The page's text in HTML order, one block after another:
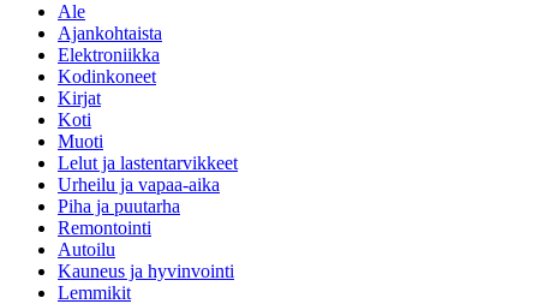
Ale
Ajankohtaista
Elektroniikka
Kodinkoneet
Kirjat
Koti
Muoti
Lelut ja lastentarvikkeet
Urheilu ja vapaa-aika
Piha ja puutarha
Remontointi
Autoilu
Kauneus ja hyvinvointi
Lemmikit